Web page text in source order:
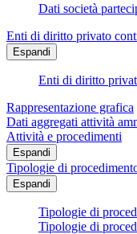
Dati società
Enti di diritto privato
Espandi
Enti di diritto
Rappresentazione grafica
Dati aggregati attività
Attività e procedimenti
Espandi
Tipologie di
Espandi
Tipologie di
Tipologie di